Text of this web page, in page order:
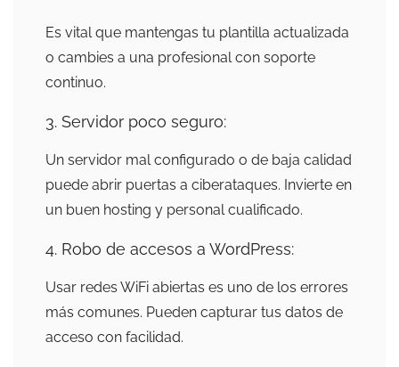
Es vital que mantengas tu plantilla actualizada
o cambies a una profesional con soporte
continuo.
3. Servidor poco seguro:
Un servidor mal configurado o de baja calidad
puede abrir puertas a ciberataques. Invierte en
un buen hosting y personal cualificado.
4. Robo de accesos a WordPress:
Usar redes WiFi abiertas es uno de los errores
más comunes. Pueden capturar tus datos de
acceso con facilidad.